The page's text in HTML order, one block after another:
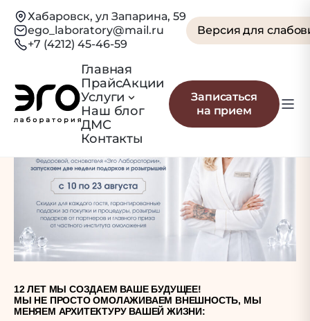
Хабаровск, ул Запарина, 59
ego_laboratory@mail.ru
+7 (4212) 45-46-59
Версия для
Главная
ПрайсАкции
Услуги
Наш блог
ДМС
Контакты
Записаться
на прием
12 ЛЕТ МЫ СОЗДАЕМ ВАШЕ БУДУЩЕЕ!
МЫ НЕ ПРОСТО ОМОЛАЖИВАЕМ ВНЕШНОСТЬ, МЫ
МЕНЯЕМ АРХИТЕКТУРУ ВАШЕЙ ЖИЗНИ: